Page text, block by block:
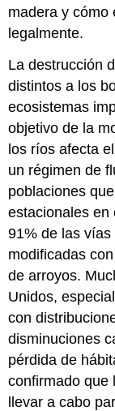
madera y cómo
legalmente.
La destrucción
distintos a los
ecosistemas
objetivo de la
los ríos afecta
un régimen de
poblaciones
estacionales en
91% de las
modificadas
de arroyos.
Unidos,
con
disminuciones
pérdida de
confirmado que
llevar a cabo